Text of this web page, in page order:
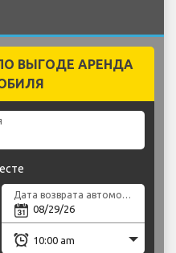
ВЫГОДЕ АРЕНДА
Дата возврата автомобиля